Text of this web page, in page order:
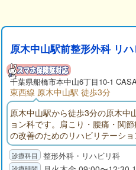
原木中山駅前整形外科 リ
千葉県船橋市本中山6丁目10-1
東西線 原木中山駅 徒歩3分
原木中山駅から徒歩3分の原木中
ョン科です。肩こり・腰痛・関
の改善のためのリハビリテーシ
の症状がありましたらお気軽に
整形外科・リハビリ科